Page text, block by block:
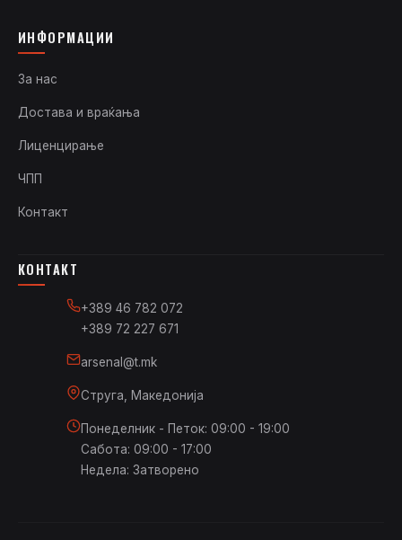
ИНФОРМАЦИИ
За нас
Достава и враќања
Лиценцирање
ЧПП
Контакт
КОНТАКТ
+389 46 782 072
+389 72 227 671
arsenal@t.mk
Струга, Македонија
Понеделник - Петок: 09:00 - 19:00
Сабота: 09:00 - 17:00
Недела: Затворено